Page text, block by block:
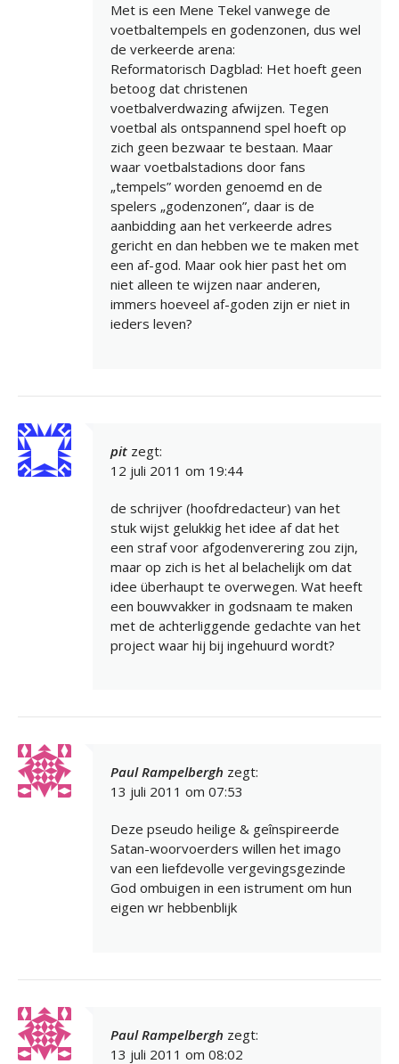
Met is een Mene Tekel vanwege de
voetbaltempels en godenzonen, dus wel
de verkeerde arena:
Reformatorisch Dagblad: Het hoeft geen
betoog dat christenen
voetbalverdwazing afwijzen. Tegen
voetbal als ontspannend spel hoeft op
zich geen bezwaar te bestaan. Maar
waar voetbalstadions door fans
„tempels” worden genoemd en de
spelers „godenzonen”, daar is de
aanbidding aan het verkeerde adres
gericht en dan hebben we te maken met
een af-god. Maar ook hier past het om
niet alleen te wijzen naar anderen,
immers hoeveel af-goden zijn er niet in
ieders leven?
pit zegt:
12 juli 2011 om 19:44
de schrijver (hoofdredacteur) van het
stuk wijst gelukkig het idee af dat het
een straf voor afgodenverering zou zijn,
maar op zich is het al belachelijk om dat
idee überhaupt te overwegen. Wat heeft
een bouwvakker in godsnaam te maken
met de achterliggende gedachte van het
project waar hij bij ingehuurd wordt?
Paul Rampelbergh zegt:
13 juli 2011 om 07:53
Deze pseudo heilige & geînspireerde
Satan-woorvoerders willen het imago
van een liefdevolle vergevingsgezinde
God ombuigen in een istrument om hun
eigen wr hebbenblijk
Paul Rampelbergh zegt:
13 juli 2011 om 08:02